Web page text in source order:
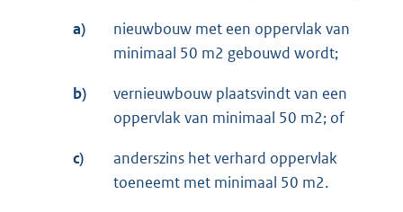
a)
nieuwbouw met een oppervlak van
minimaal 50 m2 gebouwd wordt;
b)
vernieuwbouw plaatsvindt van een
oppervlak van minimaal 50 m2; of
c)
anderszins het verhard oppervlak
toeneemt met minimaal 50 m2.